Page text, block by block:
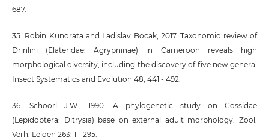
687.
35. Robin Kundrata and Ladislav Bocak, 2017. Taxonomic review of
Drinlini (Elateridae: Agrypninae) in Cameroon reveals high
morphological diversity, including the discovery of five new genera.
Insect Systematics and Evolution 48, 441 - 492.
36. Schoorl J.W., 1990. A phylogenetic study on Cossidae
(Lepidoptera: Ditrysia) base on external adult morphology. Zool.
Verh. Leiden 263: 1 - 295.